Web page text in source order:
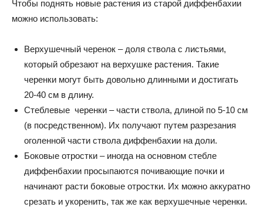
Чтобы поднять новые растения из старой диффенбахии
можно использовать:
Верхушечный черенок – доля ствола с листьями,
который обрезают на верхушке растения. Такие
черенки могут быть довольно длинными и достигать
20-40 см в длину.
Стеблевые черенки – части ствола, длиной по 5-10 см
(в посредственном). Их получают путем разрезания
оголенной части ствола диффенбахии на доли.
Боковые отростки – иногда на основном стебле
диффенбахии просыпаются почивающие почки и
начинают расти боковые отростки. Их можно аккуратно
срезать и укоренить, так же как верхушечные черенки.